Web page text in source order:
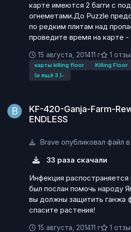
карте имеются 2 багги с
огнеметами.До Puzzle
по редким плитам над
проведите время на карте -
15 августа, 201411 г 1
карты killing floor Killing Floor
(и ещё 3 )
KF-420-Ganja-Farm-
ENDLESS
Brave опубликовал файл в
33 раза скачали
Инфекция
был послан помочь народу
вы должны защитить ганжа
спасите растения!
15 августа, 201411 г 1